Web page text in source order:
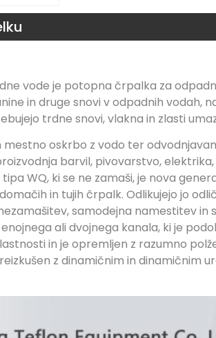
vode je potopna črpalka za
in druge snovi v odpadnih vodah,
trdne snovi, vlakna in zlasti
mestno oskrbo z vodo ter
barvil, pivovarstvo,
WQ, ki se ne zamaši, je nova
in tujih črpalk. Odlikujejo jo
samodejna namestitev
ali dvojnega kanala, ki je
in je opremljen z razumno
z dinamičnim in dinamičnim